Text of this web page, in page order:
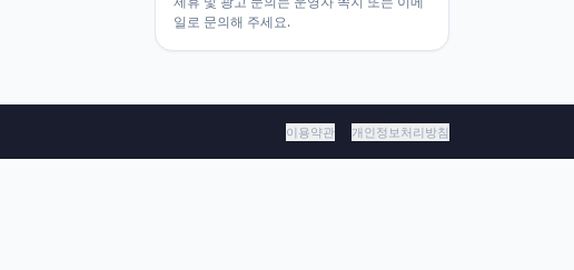
일로 문의해 주세요.
이용약관 개인정보처리방침